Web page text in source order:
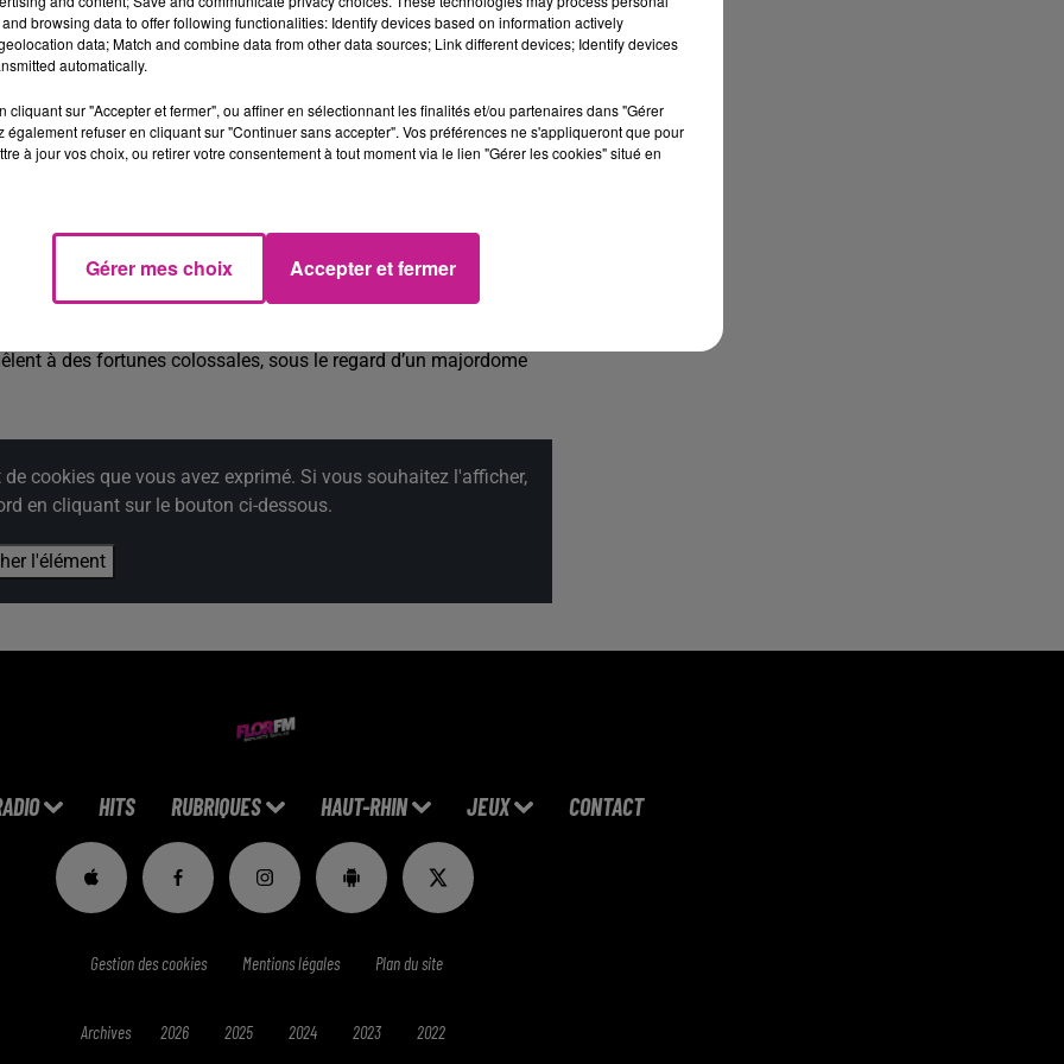
réveiller d'étranges créatures, les Yokaïs.
cookies que vous avez exprimé. Si vous souhaitez l'afficher,
en cliquant sur le bouton ci-dessous.
Marina Foïs, et Laurent Lafitte
la route d’un jeune écrivain photographe, aussi brillant
devient vite un champ de bataille… L’héritière se méfie de ce
à des fortunes colossales, sous le regard d’un majordome
cookies que vous avez exprimé. Si vous souhaitez l'afficher,
en cliquant sur le bouton ci-dessous.
l'élément
HITS RUBRIQUES HAUT-RHIN JEUX CONTACT
Gestion des cookies Mentions légales Plan du site
Archives 2026 2025 2024 2023 2022
browsing data to offer following functionalities: Identify devices based on information actively
data; Match and combine data from other data sources; Link different devices; Identify devices
automatically.
cliquant sur "Accepter et fermer", ou affiner en sélectionnant les finalités et/ou partenaires dans "Gérer
également refuser en cliquant sur "Continuer sans accepter". Vos préférences ne s'appliqueront que pour
à jour vos choix, ou retirer votre consentement à tout moment via le lien "Gérer les cookies" situé en
Gérer mes choix Accepter et fermer